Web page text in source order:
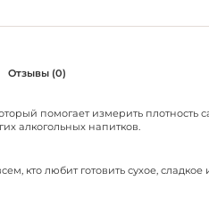
Отзывы (0)
помогает измерить плотность
алкогольных напитков.
кто любит готовить сухое,